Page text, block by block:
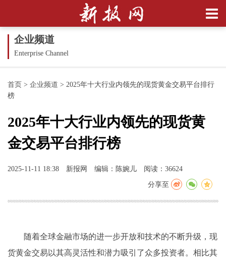
企业频道
Enterprise Channel
首页 > 企业频道 > 2025年十大行业内领先的现货黄金交易平台排行
榜
2025年十大行业内领先的现货黄
金交易平台排行榜
2025-11-11 18:38 新报网 编辑：陈婉儿 阅读：36624
分享至
随着全球金融市场的进一步开放和技术的不断升级，现
货黄金交易以其高灵活性和潜力吸引了众多投资者。相比其